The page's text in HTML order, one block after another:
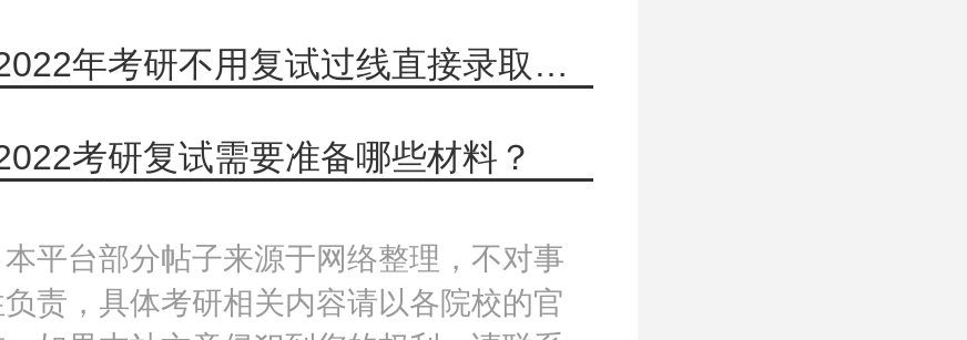
上一篇：2022年考研不用复试过线直接录取的研究生招生院校
考研复试需要准备哪些材料？
平台部分帖子来源于网络整理，不对事
责，具体考研相关内容请以各院校的官